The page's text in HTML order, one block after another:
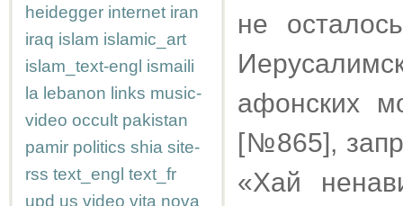
heidegger internet iran
iraq islam islamic_art
islam_text-engl ismaili
la lebanon links music-
video occult pakistan
pamir politics shia site-
rss text_engl text_fr
upd us video vita nova
не
афонских
[№865],
«Хай